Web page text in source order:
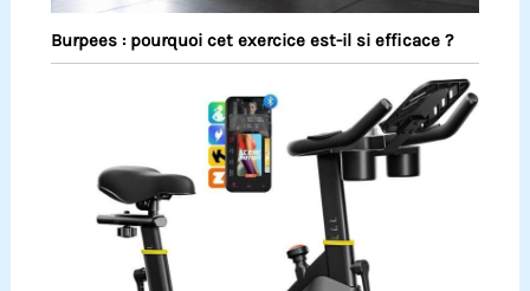
Burpees : pourquoi cet exercice est-il si efficace ?